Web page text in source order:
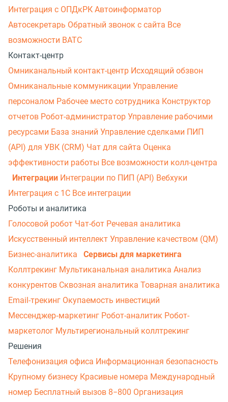
Интеграция с ОПДкРК Автоинформатор
Автосекретарь Обратный звонок с сайта Все
возможности ВАТС
Контакт-центр
Омниканальный контакт-центр Исходящий обзвон
Омниканальные коммуникации Управление
персоналом Рабочее место сотрудника Конструктор
отчетов Робот-администратор Управление рабочими
ресурсами База знаний Управление сделками ПИП
(API) для УВК (CRM) Чат для сайта Оценка
эффективности работы Все возможности колл-центра
Интеграции Интеграции по ПИП (API) Вебхуки
Интеграция с 1С Все интеграции
Роботы и аналитика
Голосовой робот Чат-бот Речевая аналитика
Искусственный интеллект Управление качеством (QM)
Бизнес-аналитика
Сервисы для маркетинга
Коллтрекинг Мультиканальная аналитика Анализ
конкурентов Сквозная аналитика Товарная аналитика
Email-трекинг Окупаемость инвестиций
Мессенджер‑маркетинг Робот-аналитик Робот-
маркетолог Мультирегиональный коллтрекинг
Решения
Телефонизация офиса Информационная безопасность
Крупному бизнесу Красивые номера Международный
номер Бесплатный вызов 8−800 Организация